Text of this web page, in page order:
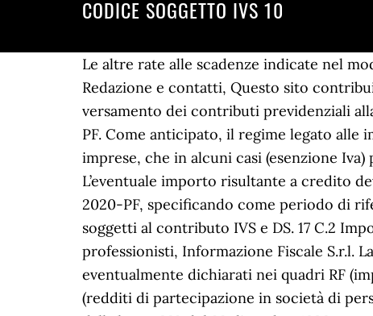
CODICE SOGGETTO IVS 10
Le altre rate alle scadenze indicate nel modello Redditi 2020-PF. Iscrizione ROC n. 31534/2018, Leggi l'informativa sulla Privacy | Redazione e contatti, Questo sito contribuisce all'audience di I soggetti che dichiarano redditi da lavoro autonomo e sono tenuti al versamento dei contributi previdenziali alla Gestione separata devono compilare la sezione II del quadro RR nel modello Redditi 2020-PF. Come anticipato, il regime legato alle imposte indirette connesso alle locazioni immobiliari è molto importante, soprattutto per le imprese, che in alcuni casi (esenzione Iva) possono trovarsi a dover applicare il pro-rata di deducibilità dell’Iva assolta sugli acquisti. L’eventuale importo risultante a credito deve essere esposto al rigo RR8, colonna 4, del Quadro RR, sezione II, del modello Redditi 2020-PF, specificando come periodo di riferimento nel modello F24 il 2019. 59, comma 15, L. 449/97. soggetti a ctr IVS-DS: Lavoratori soggetti al contributo IVS e DS. 17 C.2 Imponibile Acq./Ven./Corr. Quadro RR 2020: istruzioni su contributi artigiani, commercianti e professionisti, Informazione Fiscale S.r.l. La base imponibile per il calcolo della contribuzione dovuta è costituita dagli elementi eventualmente dichiarati nei quadri RF (impresa in contabilità ordinaria), RG (impresa in regime di contabilità semplificata) e RH (redditi di partecipazione in società di persone ed assimilate). L’assetto complessivo della gestione commercianti è stato ridisegnato dalla legge 662 del 23 dicembre 1996, estendendo la possibilità di iscrizione a nuove attività e a soggetti che erano esclusi dalla precedente normativa. In linea generale la base imponibile è rappresentata dalla totalità dei redditi prodotti quale reddito di lavoro autonomo dichiarato ai fini dell’imposta sul reddito delle persone fisiche, compreso quello prodotto in forma associata e/o quello prodotto in regime forfettario. Sono state confermate le riduzioni per i collaboratori di età inferiore a 21 anni e il contributo di maternità pari 7,44 euro all’anno. I titolari di posizione assicurativa devono versare i contributi entro gli stessi termini previsti per il pagamento delle somme dovute in base alla dichiarazione dei redditi. ssn: 8068: sanzione una-tantum tardivo versamento contr. “Gli interessi devono essere corrisposti utilizzando, per ogni sezione del modello, l’apposita causale (API o CPI o DPPI) e, per gli artigiani e commercianti, la medesima codeline relativa al contributo cui afferiscono. Ho una ditta individuale che ha costituito un'impresa familiare. ivs: 8067: sanzione una-tantum tardivo versamento contr. Informazioni generali di IVS GROUP S.A. Dati aziendali di IVS GROUP S.A..La società IVS GROUP S.A. è registrata come una SOGGETTO ESTERO - Individuali o assimilabili o non iscritti al RI. espressi dal Codice Etico e allo standard ISO 37001:2016 “Antibribery Management Systems”, in coerenza con la Politica Anticorruzione, il Modello di Organizzazione Gestione e Controllo ex D.Lgs. È necessario impostare correttamente i dati nell’anagrafica ditte alla situazione al 31/12/anno imposta per un corretto riporto dei dati nel quadro.. Il codice INPS deve essere, invece, inserito direttamente nella